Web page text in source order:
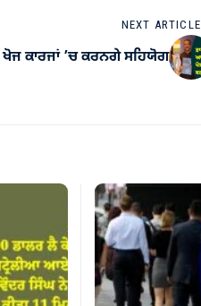
NEXT ARTICLE
ਕਾਰਜਾਂ ’ਚ ਕਰਨਗੇ ਸਹਿਯੋਗ